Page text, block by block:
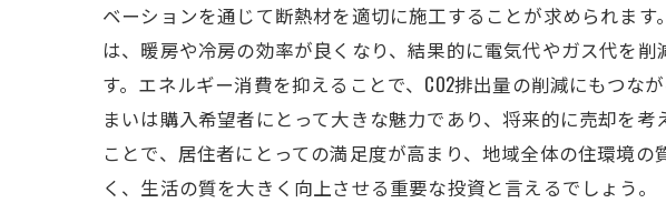
ベーションを通じて断熱材を適切に施工することが求められま
は、暖房や冷房の効率が良くなり、結果的に電気代やガス代を
す。エネルギー消費を抑えることで、CO2排出量の削減にもつ
まいは購入希望者にとって大きな魅力であり、将来的に売却を
ことで、居住者にとっての満足度が高まり、地域全体の住環境
く、生活の質を大きく向上させる重要な投資と言えるでしょう。